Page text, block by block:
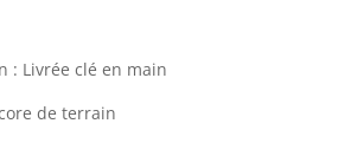
: Livrée clé en main
de terrain